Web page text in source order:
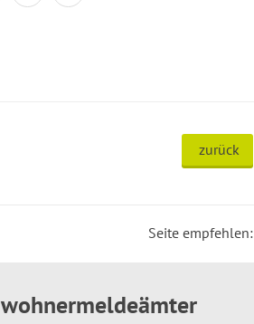
zurück
Seite empfehlen: